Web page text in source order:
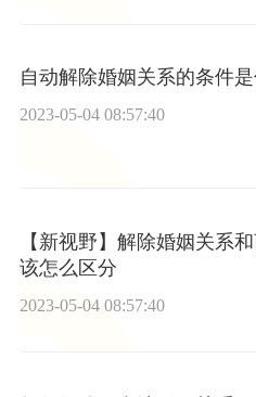
自动解除婚姻关系的条件
2023-05-04 08:57:40
【新视野】解除婚姻关系
该怎么区分
2023-05-04 08:57:40